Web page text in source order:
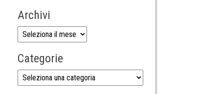
Archivi
Categorie